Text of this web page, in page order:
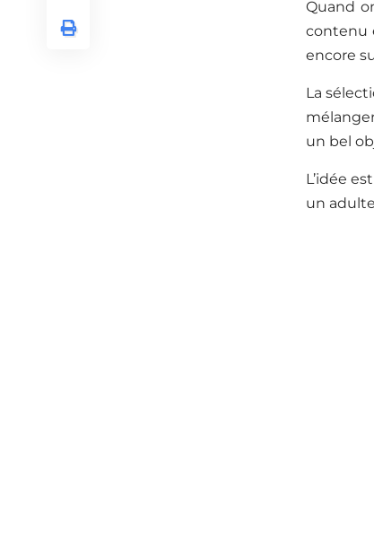
Quand
contenu
encore
La
un bel
L’idée
un